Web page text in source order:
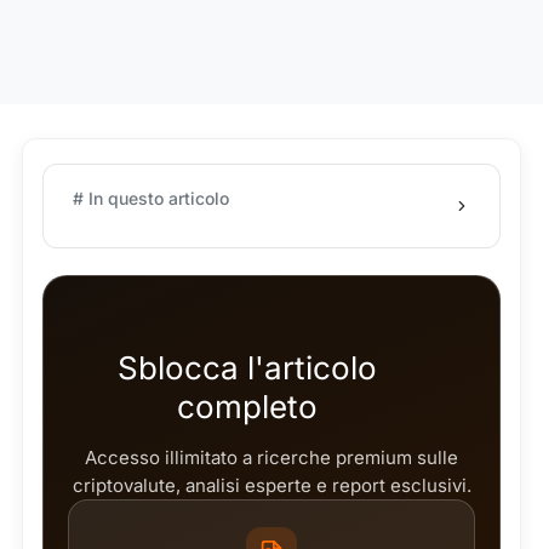
# In questo articolo
Sblocca l'articolo
completo
Accesso illimitato a ricerche premium sulle
criptovalute, analisi esperte e report esclusivi.